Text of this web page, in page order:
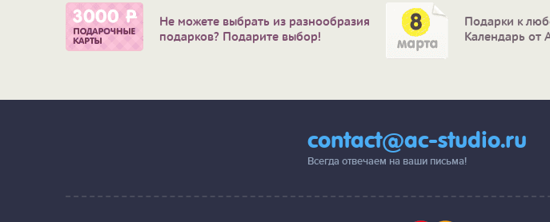
Не можете выбрать из разнообразия
подарков? Подарите выбор!
Подарки к
Календарь от
contact@ac-studio.ru
Всегда отвечаем на ваши письма!